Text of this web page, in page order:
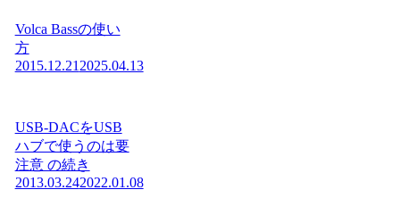
Volca Bassの使い
方
2015.12.21 2025.04.13
USB-DACをUSB
ハブで使うのは要
注意 の続き
2013.03.242022.01.08